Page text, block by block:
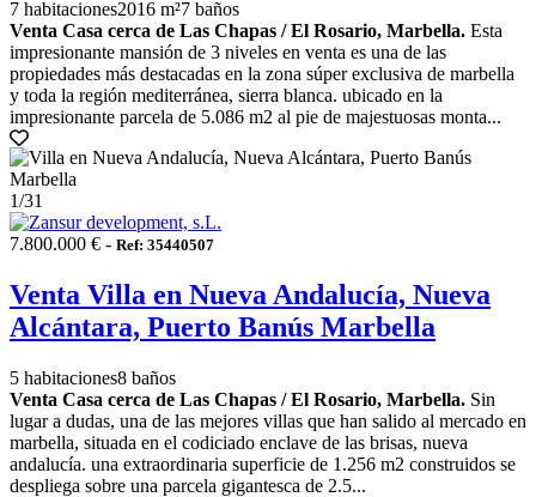
7 habitaciones2016 m²7 baños
Venta Casa cerca de Las Chapas / El Rosario, Marbella. Esta
impresionante mansión de 3 niveles en venta es una de las
propiedades más destacadas en la zona súper exclusiva de marbella
y toda la región mediterránea, sierra blanca. ubicado en la
impresionante parcela de 5.086 m2 al pie de majestuosas monta...
1/31
7.800.000 € - Ref: 35440507
Venta Villa en Nueva Andalucía, Nueva
Alcántara, Puerto Banús Marbella
5 habitaciones8 baños
Venta Casa cerca de Las Chapas / El Rosario, Marbella. Sin
lugar a dudas, una de las mejores villas que han salido al mercado en
marbella, situada en el codiciado enclave de las brisas, nueva
andalucía. una extraordinaria superficie de 1.256 m2 construidos se
despliega sobre una parcela gigantesca de 2.5...